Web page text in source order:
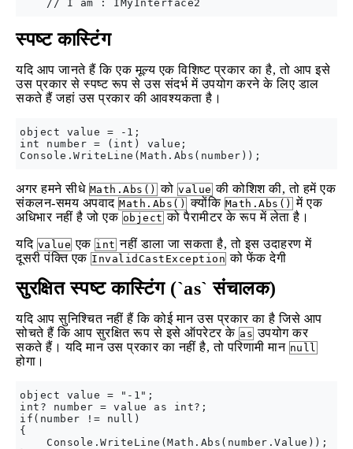
स्पष्ट कास्टिंग
यदि आप जानते हैं कि एक मूल्य एक विशिष्ट प्रकार का है, तो आप इसे
उस प्रकार से स्पष्ट रूप से उस संदर्भ में उपयोग करने के लिए डाल
सकते हैं जहां उस प्रकार की आवश्यकता है।
object value = -1;
int number = (int) value;
अगर हमने सीधे Math.Abs() को value की कोशिश की, तो हमें एक
संकलन-समय अपवाद Math.Abs() क्योंकि Math.Abs() में एक
अधिभार नहीं है जो एक object को पैरामीटर के रूप में लेता है।
यदि value एक int नहीं डाला जा सकता है, तो इस उदाहरण में
दूसरी पंक्ति एक InvalidCastException को फेंक देगी
सुरक्षित स्पष्ट कास्टिंग (`as` संचालक)
यदि आप सुनिश्चित नहीं हैं कि कोई मान उस प्रकार का है जिसे आप
सोचते हैं कि आप सुरक्षित रूप से इसे ऑपरेटर के as उपयोग कर
सकते हैं। यदि मान उस प्रकार का नहीं है, तो परिणामी मान null
होगा।
object value = "-1";
int? number = value as int?;
if(number != null)
{
    Console.WriteLine(Math.Abs(number.Value));